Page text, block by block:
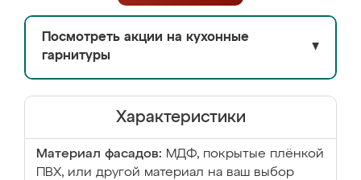
Посмотреть акции на кухонные
гарнитуры
▼
Характеристики
Материал фасадов: МДФ, покрытые плёнкой
ПВХ, или другой материал на ваш выбор